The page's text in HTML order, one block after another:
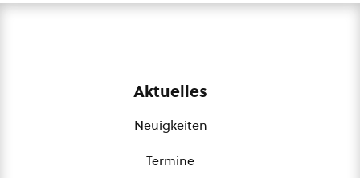
Aktuelles
Neuigkeiten
Termine